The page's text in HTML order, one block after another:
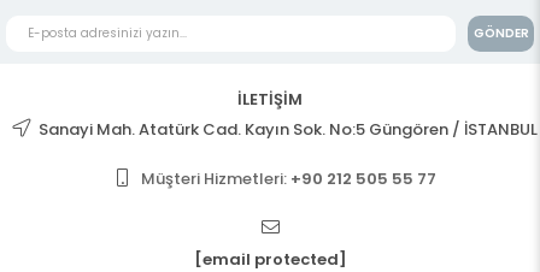
GÖNDER
İLETİŞİM
Sanayi Mah. Atatürk Cad. Kayın Sok. No:5 Güngören / İSTANBUL
Müşteri Hizmetleri: +90 212 505 55 77
[email protected]